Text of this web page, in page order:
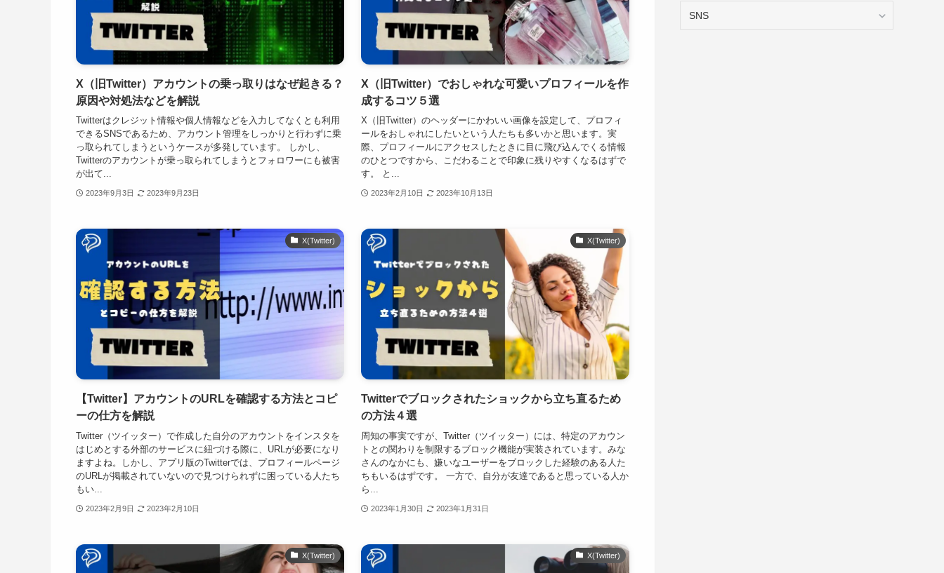
X（旧Twitter）アカウントの乗っ取りはなぜ起きる？
原因や対処法などを解説
Twitterはクレジット情報や個人情報などを入力してなくとも利用
できるSNSであるため、アカウント管理をしっかりと行わずに乗
っ取られてしまうというケースが多発しています。 しかし、
Twitterのアカウントが乗っ取られてしまうとフォロワーにも被害
が出て...
2023年9月3日 2023年9月23日
X（旧Twitter）でおしゃれな可愛いプロフィールを作
成するコツ５選
X（旧Twitter）のヘッダーにかわいい画像を設定して、プロフィ
ールをおしゃれにしたいという人たちも多いかと思います。実
際、プロフィールにアクセスしたときに目に飛び込んでくる情報
のひとつですから、こだわることで印象に残りやすくなるはずで
す。 と...
2023年2月10日 2023年10月13日
X(Twitter)
【Twitter】アカウントのURLを確認する方法とコピ
ーの仕方を解説
Twitter（ツイッター）で作成した自分のアカウントをインスタを
はじめとする外部のサービスに紐づける際に、URLが必要になり
ますよね。しかし、アプリ版のTwitterでは、プロフィールページ
のURLが掲載されていないので見つけられずに困っている人たち
もい...
2023年2月9日 2023年2月10日
X(Twitter)
Twitterでブロックされたショックから立ち直るため
の方法４選
周知の事実ですが、Twitter（ツイッター）には、特定のアカウン
トとの関わりを制限するブロック機能が実装されています。みな
さんのなかにも、嫌いなユーザーをブロックした経験のある人た
ちもいるはずです。 一方で、自分が友達であると思っている人か
ら...
2023年1月30日 2023年1月31日
X(Twitter) X(Twitter)